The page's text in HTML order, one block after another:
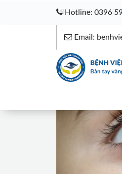
Hotline: 0396
Email:
Dịch vụ